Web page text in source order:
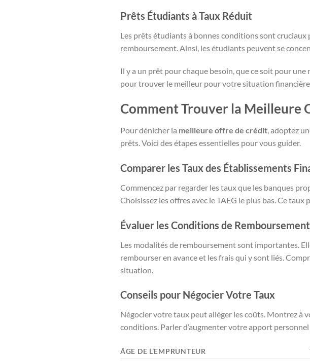
Prêts Étudiants à Taux Réduit
Les prêts étudiants à bonnes conditions sont
remboursement. Ainsi, les étudiants peuvent se
Il y a un prêt pour chaque besoin, que ce soit pour une
pour trouver le meilleur pour votre situation
Comment Trouver la Meilleure
Pour dénicher la meilleure offre de crédit, adoptez
prêts. Voici des étapes essentielles pour vous guider.
Comparer les Taux des Établissements
Commencez par regarder les taux que les banques
Choisissez les offres avec le TAEG le plus bas. Ce
Évaluer les Conditions de Remboursement
Les modalités de remboursement sont importantes.
rembourser en avance et les frais qui y sont liés.
situation.
Conseils pour Négocier Votre Taux
Négocier votre taux peut alléger les coûts. Montrez
conditions. Parler d’augmenter votre apport
ÂGE DE L’EMPRUNTEUR